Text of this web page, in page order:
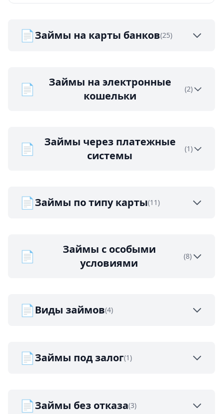
📄Займы на карты банков(25)
📄
Займы на электронные
кошельки
(2)
📄
Займы через платежные
системы
(1)
📄Займы по типу карты(11)
📄
Займы с особыми
условиями
(8)
📄Виды займов(4)
📄Займы под залог(1)
📄Займы без отказа(3)